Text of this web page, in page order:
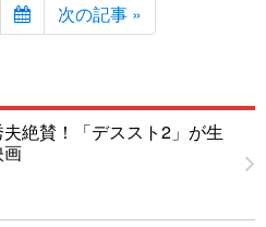
次の記事 »
絶賛！「デススト2」が生
画